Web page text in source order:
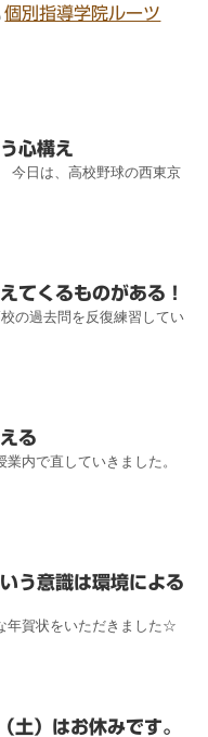
個別指導学院ルーツ
心構え
今日は、高校野球の西東京
てくるものがある！
の過去問を反復練習してい
る
内で直していきました。
う意識は環境による
年賀状をいただきました☆
）はお休みです。